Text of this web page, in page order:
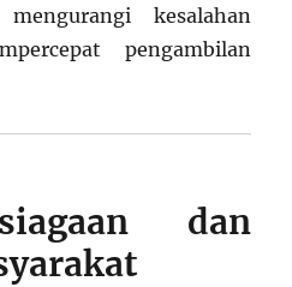
kesalahan
pengambilan
dan